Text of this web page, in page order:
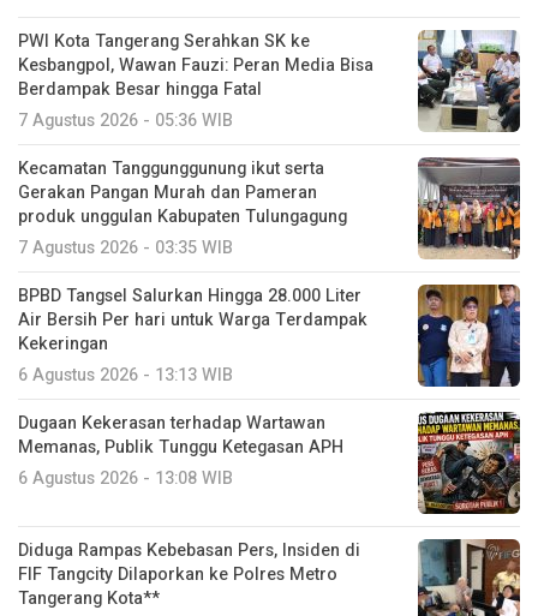
PWI Kota Tangerang Serahkan SK ke
Kesbangpol, Wawan Fauzi: Peran Media Bisa
Berdampak Besar hingga Fatal
7 Agustus 2026 - 05:36 WIB
Kecamatan Tanggunggunung ikut serta
Gerakan Pangan Murah dan Pameran
produk unggulan Kabupaten Tulungagung
7 Agustus 2026 - 03:35 WIB
BPBD Tangsel Salurkan Hingga 28.000 Liter
Air Bersih Per hari untuk Warga Terdampak
Kekeringan
6 Agustus 2026 - 13:13 WIB
Dugaan Kekerasan terhadap Wartawan
Memanas, Publik Tunggu Ketegasan APH
6 Agustus 2026 - 13:08 WIB
Diduga Rampas Kebebasan Pers, Insiden di
FIF Tangcity Dilaporkan ke Polres Metro
Tangerang Kota**